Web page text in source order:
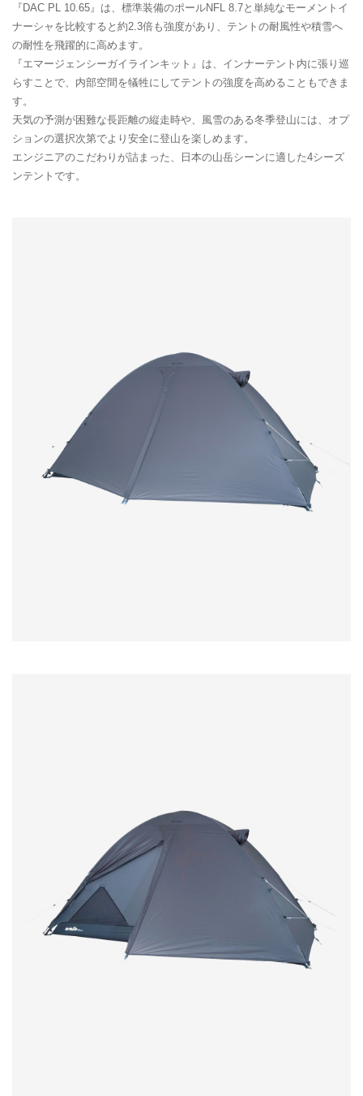
『DAC PL 10.65』は、標準装備のポールNFL 8.7と単純なモーメントイ
ナーシャを比較すると約2.3倍も強度があり、テントの耐風性や積雪へ
の耐性を飛躍的に高めます。
『エマージェンシーガイラインキット』は、インナーテント内に張り巡
らすことで、内部空間を犠牲にしてテントの強度を高めることもできま
す。
天気の予測が困難な長距離の縦走時や、風雪のある冬季登山には、オプ
ションの選択次第でより安全に登山を楽しめます。
エンジニアのこだわりが詰まった、日本の山岳シーンに適した4シーズ
ンテントです。